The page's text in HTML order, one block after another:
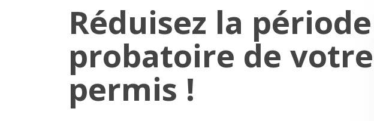
Réduisez la période
probatoire de votre
permis !